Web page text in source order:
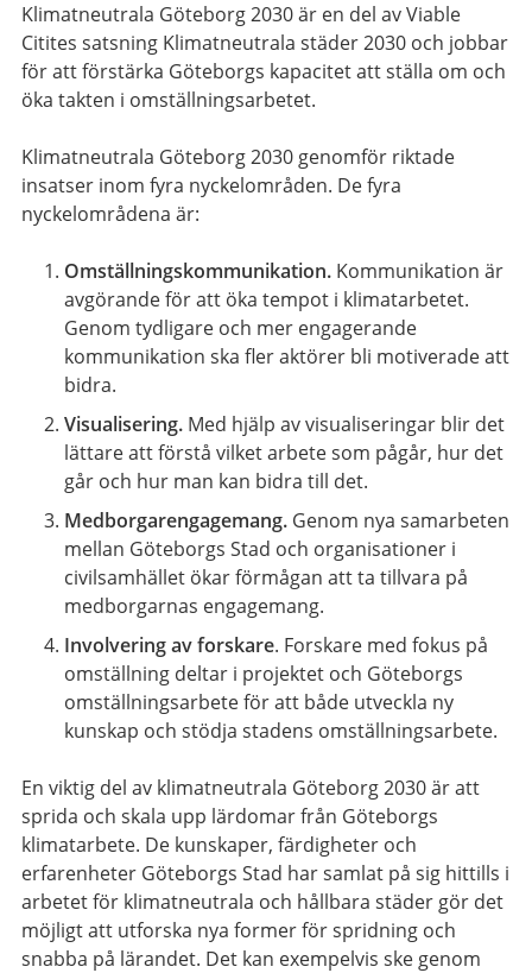
Klimatneutrala Göteborg 2030 är en del av Viable
Citites satsning Klimatneutrala städer 2030 och jobbar
för att förstärka Göteborgs kapacitet att ställa om och
öka takten i omställningsarbetet.
Klimatneutrala Göteborg 2030 genomför riktade
insatser inom fyra nyckelområden. De fyra
nyckelområdena är:
Omställningskommunikation. Kommunikation är
avgörande för att öka tempot i klimatarbetet.
Genom tydligare och mer engagerande
kommunikation ska fler aktörer bli motiverade att
bidra.
Visualisering. Med hjälp av visualiseringar blir det
lättare att förstå vilket arbete som pågår, hur det
går och hur man kan bidra till det.
Medborgarengagemang. Genom nya samarbeten
mellan Göteborgs Stad och organisationer i
civilsamhället ökar förmågan att ta tillvara på
medborgarnas engagemang.
Involvering av forskare. Forskare med fokus på
omställning deltar i projektet och Göteborgs
omställningsarbete för att både utveckla ny
kunskap och stödja stadens omställningsarbete.
En viktig del av klimatneutrala Göteborg 2030 är att
sprida och skala upp lärdomar från Göteborgs
klimatarbete. De kunskaper, färdigheter och
erfarenheter Göteborgs Stad har samlat på sig hittills i
arbetet för klimatneutrala och hållbara städer gör det
möjligt att utforska nya former för spridning och
snabba på lärandet. Det kan exempelvis ske genom